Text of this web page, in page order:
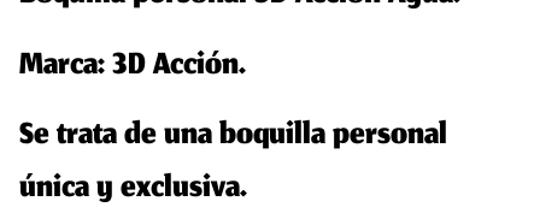
Marca: 3D Acción.
Se trata de una boquilla personal
única y exclusiva.